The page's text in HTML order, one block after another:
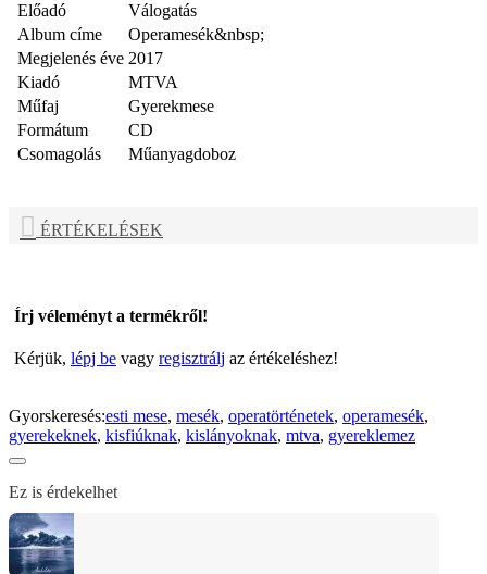
Előadó
Válogatás
Album címe
Operamesék&nbsp;
Megjelenés éve 2017
Kiadó
MTVA
Műfaj
Gyerekmese
Formátum
CD
Csomagolás
Műanyagdoboz
ÉRTÉKELÉSEK
Írj véleményt a termékről!
Kérjük, lépj be vagy regisztrálj az értékeléshez!
Gyorskeresés:esti mese, mesék, operatörténetek, operamesék,
gyerekeknek, kisfiúknak, kislányoknak, mtva, gyereklemez
Ez is érdekelhet